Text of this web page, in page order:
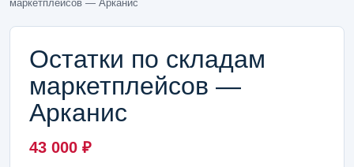
маркетплейсов — Арканис
Остатки по складам
маркетплейсов —
Арканис
43 000 ₽